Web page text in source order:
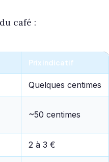
café :
Prix indicatif
Quelques centimes
~50 centimes
2 à 3 €